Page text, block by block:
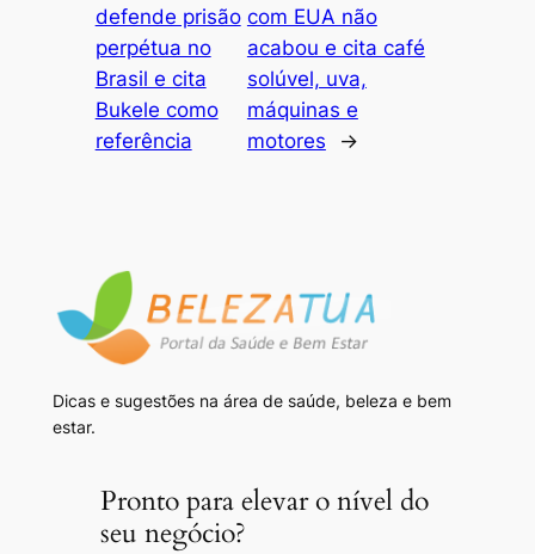
defende prisão
perpétua no
Brasil e cita
Bukele como
referência
com EUA não
acabou e cita café
solúvel, uva,
máquinas e
motores
→
Dicas e sugestões na área de saúde, beleza e bem
estar.
Pronto para elevar o nível do
seu negócio?